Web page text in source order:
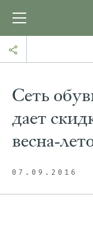
Сеть
дает
весна-
07.09.2016